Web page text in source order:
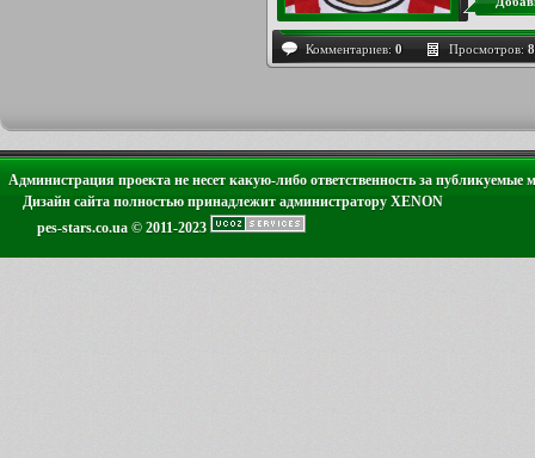
Комментариев: 0 Просмотров:
Администрация проекта не несет какую-либо ответственность за публикуемые
Дизайн сайта полностью принадлежит администратору XENON
pes-stars.co.ua © 2011-2023